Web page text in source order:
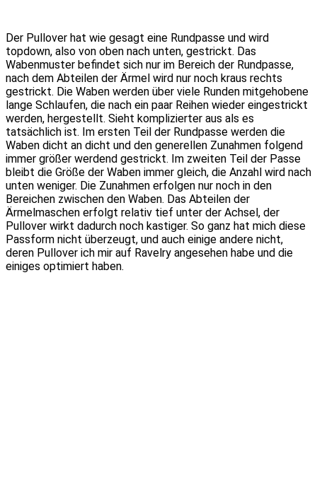
Der Pullover hat wie gesagt eine Rundpasse und wird
topdown, also von oben nach unten, gestrickt. Das
Wabenmuster befindet sich nur im Bereich der Rundpasse,
nach dem Abteilen der Ärmel wird nur noch kraus rechts
gestrickt. Die Waben werden über viele Runden mitgehobene
lange Schlaufen, die nach ein paar Reihen wieder eingestrickt
werden, hergestellt. Sieht komplizierter aus als es
tatsächlich ist. Im ersten Teil der Rundpasse werden die
Waben dicht an dicht und den generellen Zunahmen folgend
immer größer werdend gestrickt. Im zweiten Teil der Passe
bleibt die Größe der Waben immer gleich, die Anzahl wird nach
unten weniger. Die Zunahmen erfolgen nur noch in den
Bereichen zwischen den Waben. Das Abteilen der
Ärmelmaschen erfolgt relativ tief unter der Achsel, der
Pullover wirkt dadurch noch kastiger. So ganz hat mich diese
Passform nicht überzeugt, und auch einige andere nicht,
deren Pullover ich mir auf Ravelry angesehen habe und die
einiges optimiert haben.